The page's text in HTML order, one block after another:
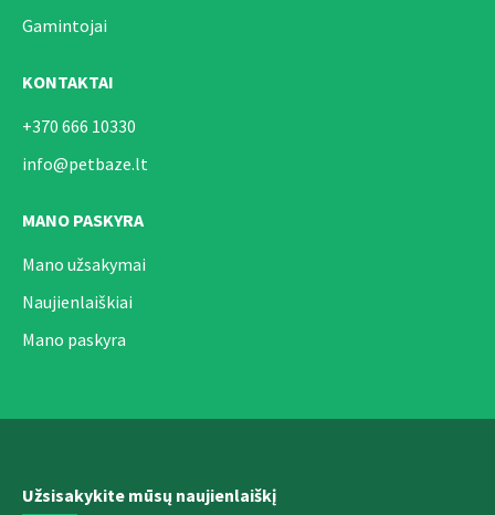
Gamintojai
KONTAKTAI
+370 666 10330
info@petbaze.lt
MANO PASKYRA
Mano užsakymai
Naujienlaiškiai
Mano paskyra
Užsisakykite mūsų naujienlaiškį